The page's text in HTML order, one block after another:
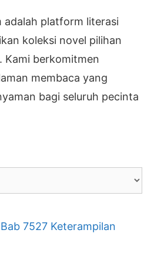
adalah platform literasi
koleksi novel pilihan
Kami berkomitmen
membaca yang
bagi seluruh pecinta
7527 Keterampilan